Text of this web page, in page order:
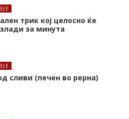
трик кој целосно ќе
за минута
сливи (печен во рерна)